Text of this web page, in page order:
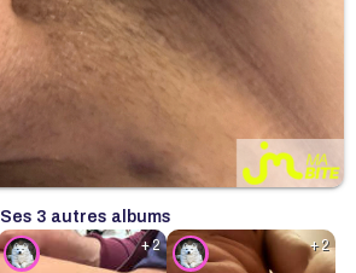
Ses 3 autres albums
+ 2 + 2